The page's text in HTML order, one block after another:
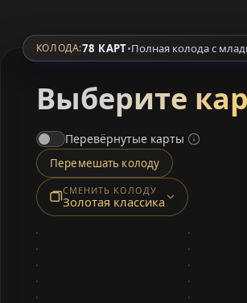
КОЛОДА:78 КАРТ•Полная колода с
Выберите
Перевёрнутые карты
Перемешать колоду
СМЕНИТЬ КОЛОДУ
Золотая классика